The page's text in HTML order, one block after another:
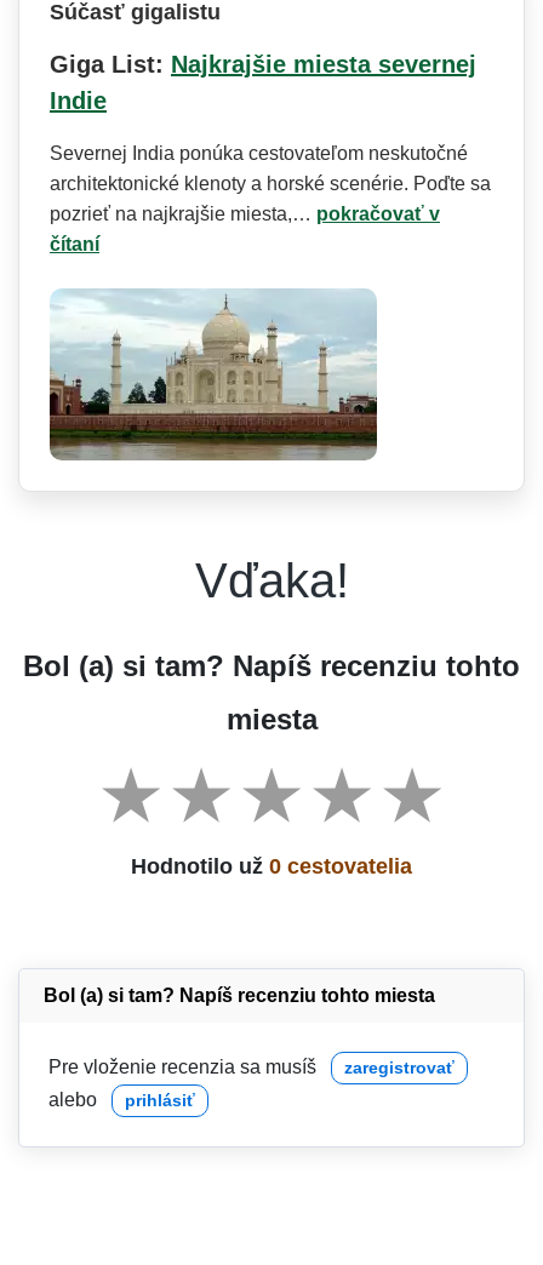
Súčasť gigalistu
Giga List: Najkrajšie miesta severnej
Indie
Severnej India ponúka cestovateľom neskutočné
architektonické klenoty a horské scenérie. Poďte sa
pozrieť na najkrajšie miesta,… pokračovať v
čítaní
Vďaka!
Bol (a) si tam? Napíš recenziu tohto
miesta
Hodnotilo už 0 cestovatelia
Bol (a) si tam? Napíš recenziu tohto miesta
Pre vloženie recenzia sa musíš zaregistrovať
alebo prihlásiť